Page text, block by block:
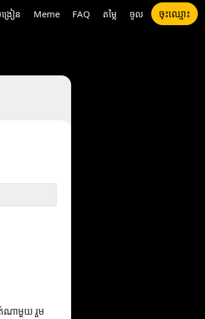
ង្រៀន Meme FAQ តម្លៃ ចូល ចុះឈ្មោះ
ត់ណាមួយ រួម